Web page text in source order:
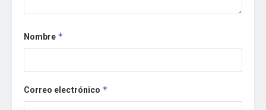
Nombre *
Correo electrónico *